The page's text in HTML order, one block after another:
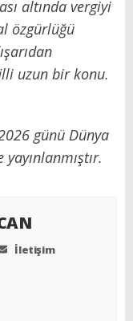
altında vergiyi
özgürlüğü
uzun bir konu.
günü Dünya
İletişim